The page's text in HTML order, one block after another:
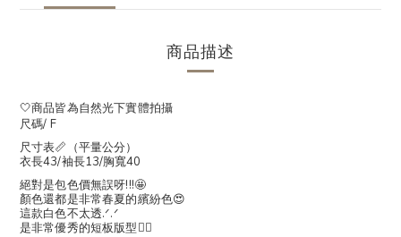
商品描述
🤍商品皆為自然光下實體拍攝
尺碼/ F
尺寸表📏（平量公分）
衣長43/袖長13/胸寬40
絕對是包色價無誤呀!!!🤩
顏色還都是非常春夏的繽紛色😍
這款白色不太透.ᐟ.ᐟ
是非常優秀的短板版型👍🏻